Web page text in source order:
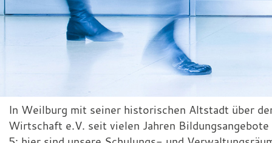
In Weilburg mit seiner historischen Altstadt über
Wirtschaft e.V. seit vielen Jahren